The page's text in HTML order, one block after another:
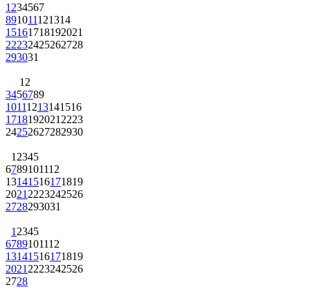
1 234567
891011121314
15161718192021
22232425262728
293031
1 2
3456789
10111213141516
1718192021 2223
24252627282930
1 2345
6789101112
13141516171819
2021 2223242526
2728293031
1 2345
6789101112
13141516171819
2021 2223242526
2728